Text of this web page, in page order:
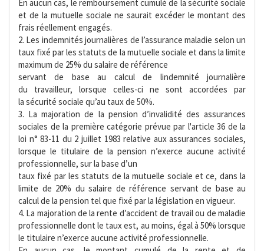
En aucun cas, le remboursement cumulé de la sécurité sociale
et de la mutuelle sociale ne saurait excéder le montant des
frais réellement engagés.
2. Les indemnités journalières de l’assurance maladie selon un
taux fixé par les statuts de la mutuelle sociale et dans la limite
maximum de 25% du salaire de référence
servant de base au calcul de lindemnité journalière
du travailleur, lorsque celles-ci ne sont accordées par
la sécurité sociale qu’au taux de 50%.
3. La majoration de la pension d’invalidité des assurances
sociales de la première catégorie prévue par l'article 36 de la
loi n° 83-11 du 2 juillet 1983 relative aux assurances sociales,
lorsque le titulaire de la pension n’exerce aucune activité
professionnelle, sur la base d’un
taux fixé par les statuts de la mutuelle sociale et ce, dans la
limite de 20% du salaire de référence servant de base au
calcul de la pension tel que fixé par la législation en vigueur.
4. La majoration de la rente d’accident de travail ou de maladie
professionnelle dont le taux est, au moins, égal à 50% lorsque
le titulaire n’exerce aucune activité professionnelle.